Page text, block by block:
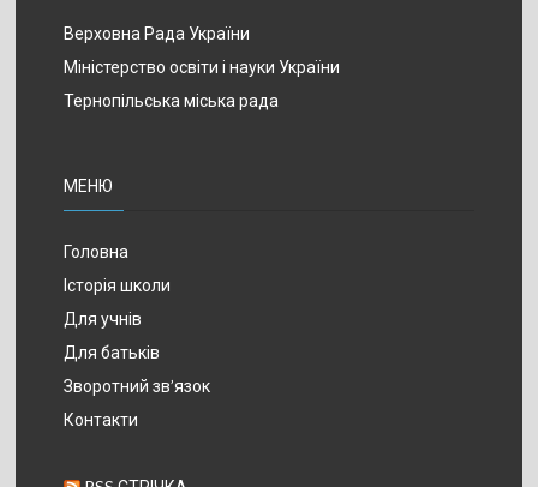
Верховна Рада України
Міністерство освіти і науки України
Тернопільська міська рада
МЕНЮ
Головна
Історія школи
Для учнів
Для батьків
Зворотний зв’язок
Контакти